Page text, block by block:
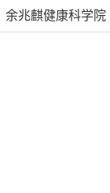
余兆麒健康科学院
学生活动